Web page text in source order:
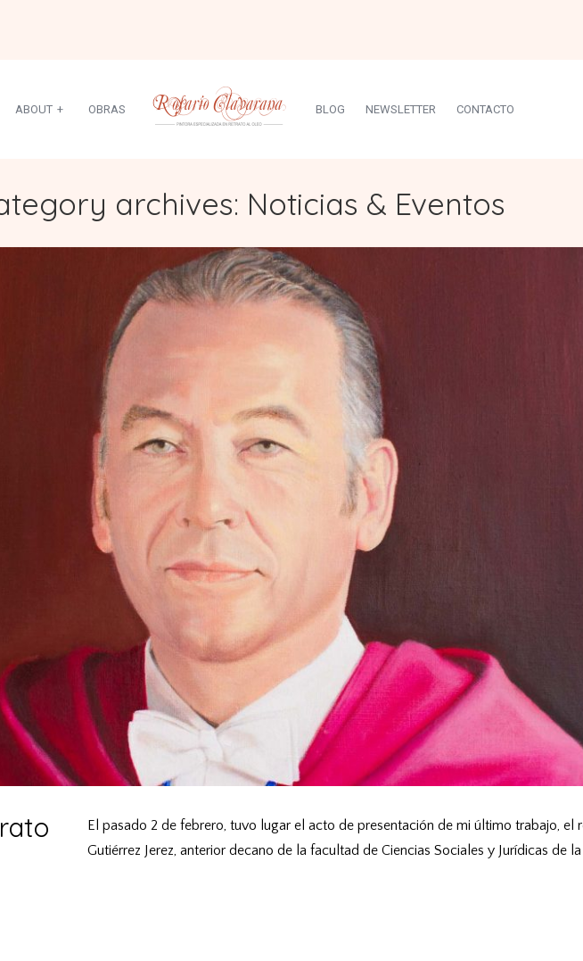
ABOUT + OBRAS BLOG NEWSLETTER CONTACTO
archives: Noticias & Eventos
El pasado 2 de febrero, tuvo lugar el acto de presentación de mi último trabajo, el
Gutiérrez Jerez, anterior decano de la facultad de Ciencias Sociales y Jurídicas de